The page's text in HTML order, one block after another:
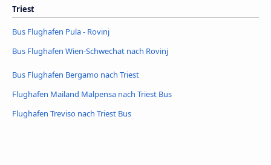
Triest
Bus Flughafen Pula - Rovinj
Bus Flughafen Wien-Schwechat nach Rovinj
Bus Flughafen Bergamo nach Triest
Flughafen Mailand Malpensa nach Triest Bus
Flughafen Treviso nach Triest Bus